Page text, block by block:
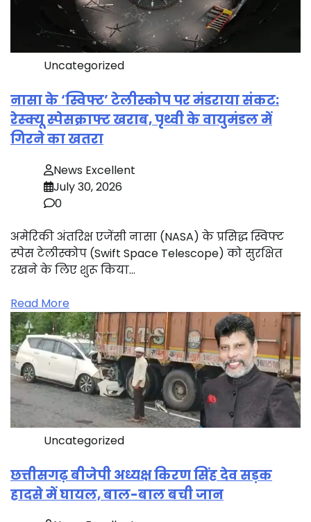
Uncategorized
नासा के ‘स्विफ्ट’ टेलीस्कोप पर मंडराया संकट:
रेस्क्यू स्पेसक्राफ्ट खराब, पृथ्वी के वायुमंडल में
गिरने का खतरा
News Excellent
July 30, 2026
0
अमेरिकी अंतरिक्ष एजेंसी नासा (NASA) के प्रसिद्ध स्विफ्ट
स्पेस टेलीस्कोप (Swift Space Telescope) को सुरक्षित
रखने के लिए शुरू किया…
Read More
Uncategorized
छत्तीसगढ़ बीजेपी अध्यक्ष किरण सिंह देव सड़क
हादसे में घायल, बाल-बाल बची जान